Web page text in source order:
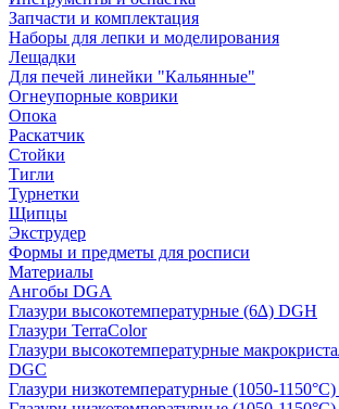
Запчасти и комплектация
Наборы для лепки и моделирования
Лещадки
Для печей линейки "Кальянные"
Огнеупорные коврики
Опока
Раскатчик
Стойки
Тигли
Турнетки
Щипцы
Экструдер
Формы и предметы для росписи
Материалы
Ангобы DGA
Глазури высокотемпературные (6∆) DGH
Глазури TerraColor
Глазури высокотемпературные
DGC
Глазури низкотемпературные (1050-